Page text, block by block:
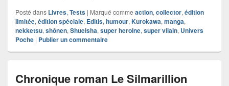
Posté dans Livres, Tests | Marqué comme action, collector, édition
limitée, édition spéciale, Editis, humour, Kurokawa, manga,
nekketsu, shônen, Shueisha, super heroine, super vilain, Univers
Poche | Publier un commentaire
Chronique roman Le Silmarillion